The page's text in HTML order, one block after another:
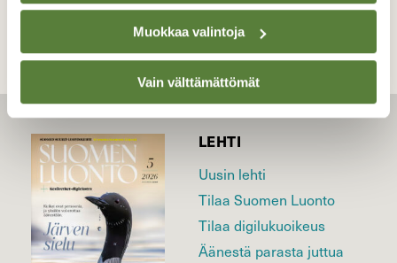
Muokkaa valintoja
Vain välttämättömät
LEHTI
Uusin lehti
Tilaa Suomen Luonto
Tilaa digilukuoikeus
Äänestä parasta juttua